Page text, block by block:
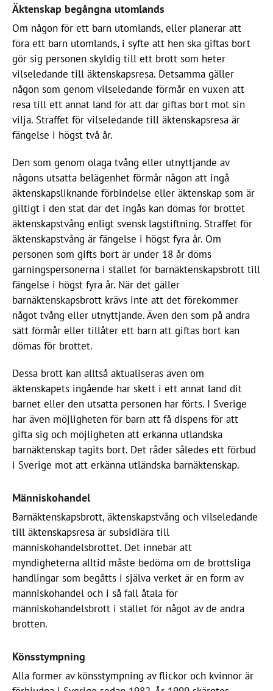
Äktenskap begångna utomlands
Om någon för ett barn utomlands, eller planerar att
föra ett barn utomlands, i syfte att hen ska giftas bort
gör sig personen skyldig till ett brott som heter
vilseledande till äktenskapsresa. Detsamma gäller
någon som genom vilseledande förmår en vuxen att
resa till ett annat land för att där giftas bort mot sin
vilja. Straffet för vilseledande till äktenskapsresa är
fängelse i högst två år.
Den som genom olaga tvång eller utnyttjande av
någons utsatta belägenhet förmår någon att ingå
äktenskapsliknande förbindelse eller äktenskap som är
giltigt i den stat där det ingås kan dömas för brottet
äktenskapstvång enligt svensk lagstiftning. Straffet för
äktenskapstvång är fängelse i högst fyra år. Om
personen som gifts bort är under 18 år döms
gärningspersonerna i stället för barnäktenskapsbrott till
fängelse i högst fyra år. När det gäller
barnäktenskapsbrott krävs inte att det förekommer
något tvång eller utnyttjande. Även den som på andra
sätt förmår eller tillåter ett barn att giftas bort kan
dömas för brottet.
Dessa brott kan alltså aktualiseras även om
äktenskapets ingående har skett i ett annat land dit
barnet eller den utsatta personen har förts. I Sverige
har även möjligheten för barn att få dispens för att
gifta sig och möjligheten att erkänna utländska
barnäktenskap tagits bort. Det råder således ett förbud
i Sverige mot att erkänna utländska barnäktenskap.
Människohandel
Barnäktenskapsbrott, äktenskapstvång och vilseledande
till äktenskapsresa är subsidiära till
människohandelsbrottet. Det innebär att
myndigheterna alltid måste bedöma om de brottsliga
handlingar som begåtts i själva verket är en form av
människohandel och i så fall åtala för
människohandelsbrott i stället för något av de andra
brotten.
Könsstympning
Alla former av könsstympning av flickor och kvinnor är